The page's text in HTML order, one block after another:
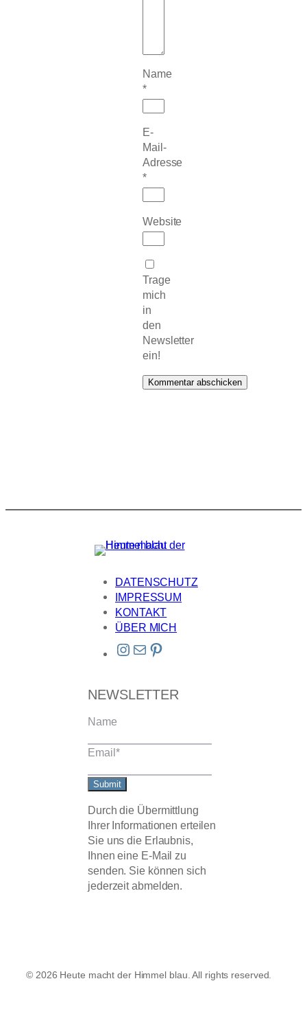
Name
*
E-
Mail-
Adresse
*
Website
Trage
mich
in
den
Newsletter
ein!
DATENSCHUTZ
IMPRESSUM
KONTAKT
ÜBER MICH
Instagram E-Mail Pinterest
NEWSLETTER
Name
Email*
Submit
Durch die Übermittlung
Ihrer Informationen erteilen
Sie uns die Erlaubnis,
Ihnen eine E-Mail zu
senden. Sie können sich
jederzeit abmelden.
© 2026 Heute macht der Himmel blau. All rights reserved.